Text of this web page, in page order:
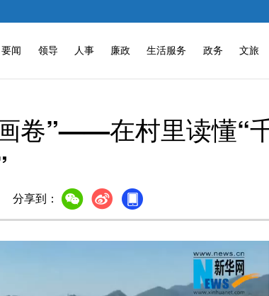
要闻 领导 人事 廉政 生活服务 政务 文旅
卷”——在村里读懂“
分享到：